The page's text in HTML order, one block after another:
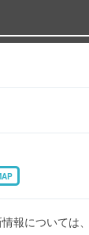
報については